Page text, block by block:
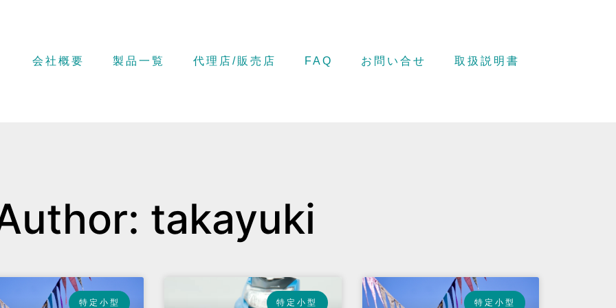
会社概要 製品一覧 代理店/販売店 FAQ お問い合せ 取扱説明書
takayuki
特定小型 特定小型 特定小型